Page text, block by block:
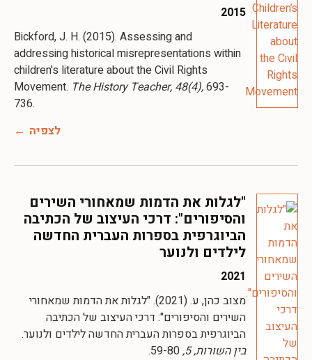
2015
Bickford, J. H. (2015). Assessing and
addressing historical misrepresentations within
children's literature about the Civil Rights
Movement. The History Teacher, 48(4),693-
736.
לצפיה
"לגלות את הדמות שמאחורי השירים
והסיפורים": דרכי העיצוב של הכתיבה
הביוגרפית בספרות העברית החדשה
לילדים ולנוער
2021
מצוב כהן, ע. (2021). "לגלות את הדמות שמאחורי
השירים והסיפורים": דרכי העיצוב של הכתיבה
הביוגרפית בספרות העברית החדשה לילדים ולנוער.
בין השורות, 5,